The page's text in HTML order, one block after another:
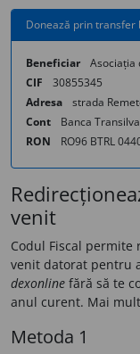
Donează prin transfer
Beneficiar
Asociația
CIF
30855345
Adresa
strada
Cont
Banca
RON
RO96 BTRL
venit
Codul Fiscal
venit datorat pentru
dexonline fără să te
anul curent. Mai
Metoda 1